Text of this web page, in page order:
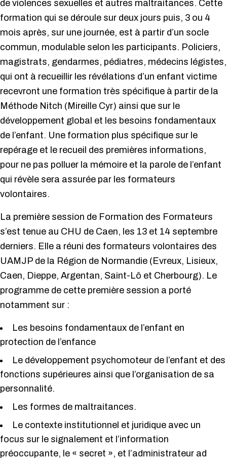
de violences sexuelles et autres maltraitances. Cette
formation qui se déroule sur deux jours puis, 3 ou 4
mois après, sur une journée, est à partir d’un socle
commun, modulable selon les participants. Policiers,
magistrats, gendarmes, pédiatres, médecins légistes,
qui ont à recueillir les révélations d’un enfant victime
recevront une formation très spécifique à partir de la
Méthode Nitch (Mireille Cyr) ainsi que sur le
développement global et les besoins fondamentaux
de l’enfant. Une formation plus spécifique sur le
repérage et le recueil des premières informations,
pour ne pas polluer la mémoire et la parole de l’enfant
qui révèle sera assurée par les formateurs
volontaires.
La première session de Formation des Formateurs
s’est tenue au CHU de Caen, les 13 et 14 septembre
derniers. Elle a réuni des formateurs volontaires des
UAMJP de la Région de Normandie (Evreux, Lisieux,
Caen, Dieppe, Argentan, Saint-Lô et Cherbourg). Le
programme de cette première session a porté
notamment sur :
Les besoins fondamentaux de l’enfant en
protection de l’enfance
Le développement psychomoteur de l’enfant et des
fonctions supérieures ainsi que l’organisation de sa
personnalité.
Les formes de maltraitances.
Le contexte institutionnel et juridique avec un
focus sur le signalement et l’information
préoccupante, le « secret », et l’administrateur ad